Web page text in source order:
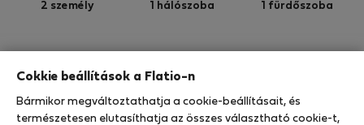
2 személy 1 hálószoba 1 fürdőszoba
StayProtection Stay Benefits
Cokkie beállítások a Flatio-n
Bármikor megváltoztathatja a cookie-beállításait, és
természetesen elutasíthatja az összes választható cookie-t,